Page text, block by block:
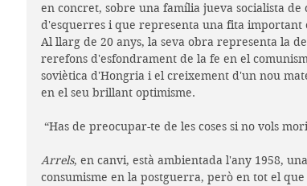
en concret, sobre una família jueva socialista
d'esquerres i que representa una fita
Al llarg de 20 anys, la seva obra representa la
rerefons d'esfondrament de la fe en el
soviètica d'Hongria i el creixement d'un nou
en el seu brillant optimisme.
“Has de preocupar-te de les coses si no vols
Arrels, en canvi, està ambientada l'any 1958,
consumisme en la postguerra, però en tot el